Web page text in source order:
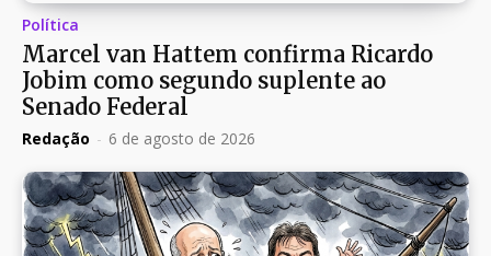
Política
Marcel van Hattem confirma Ricardo
Jobim como segundo suplente ao
Senado Federal
Redação - 6 de agosto de 2026